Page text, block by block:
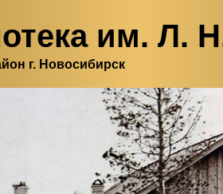
им. Л.
г. Новосибирск